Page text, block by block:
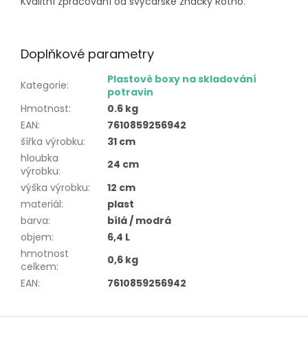
Doplňkové parametry
Kategorie:
Plastové boxy na skladování
potravin
Hmotnost:
0.6 kg
EAN:
7610859256942
šířka výrobku:
31 cm
hloubka
výrobku:
24 cm
výška výrobku:
12 cm
materiál:
plast
barva:
bílá / modrá
objem:
6,4 L
hmotnost
celkem:
0,6 kg
EAN: 7610859256942
Z